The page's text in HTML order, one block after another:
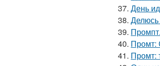
37. День
38. Делюсь
39.
40. Промт:
41. Промт: